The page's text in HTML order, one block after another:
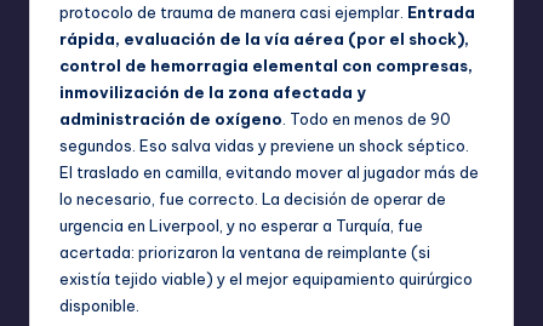
protocolo de trauma de manera casi ejemplar. Entrada
rápida, evaluación de la vía aérea (por el shock),
control de hemorragia elemental con compresas,
inmovilización de la zona afectada y
administración de oxígeno . Todo en menos de 90
segundos. Eso salva vidas y previene un shock séptico.
El traslado en camilla, evitando mover al jugador más de
lo necesario, fue correcto. La decisión de operar de
urgencia en Liverpool, y no esperar a Turquía, fue
acertada: priorizaron la ventana de reimplante (si
existía tejido viable) y el mejor equipamiento quirúrgico
disponible.